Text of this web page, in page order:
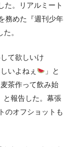
た。リアルミート
務めた『週刊少年
。
て欲しいけ
いよねぇ
」と
茶作って飲み始
と報告した。幕張
のオフショットも